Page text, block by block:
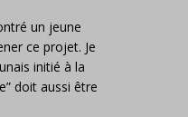
un jeune
ce projet. Je
initié à la
doit aussi être